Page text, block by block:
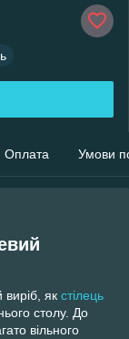
Оплата Умови
як стілець
столу. До
вільного